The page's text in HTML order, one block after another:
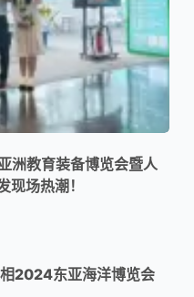
洲教育装备博览会暨人
场热潮！
2024东亚海洋博览会